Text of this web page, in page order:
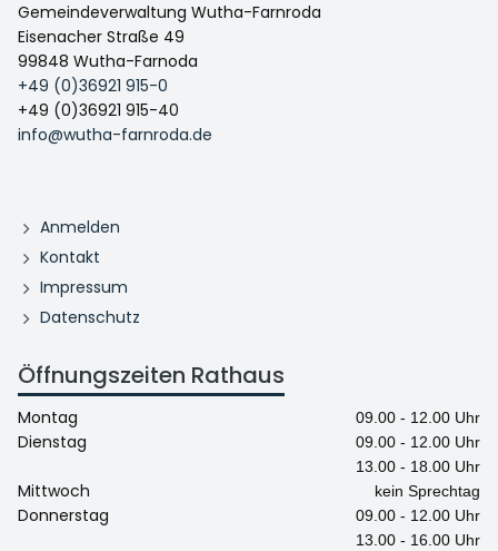
Gemeindeverwaltung Wutha-Farnroda
Eisenacher Straße 49
99848 Wutha-Farnoda
+49 (0)36921 915-0
+49 (0)36921 915-40
info@wutha-farnroda.de
Anmelden
Kontakt
Impressum
Datenschutz
Öffnungszeiten Rathaus
Montag 09.00 - 12.00 Uhr
Dienstag
09.00 - 12.00 Uhr
13.00 - 18.00 Uhr
Mittwoch kein Sprechtag
Donnerstag
09.00 - 12.00 Uhr
13.00 - 16.00 Uhr